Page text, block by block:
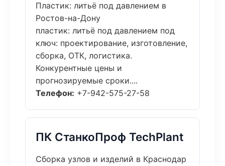
Пластик: литьё под давлением в
Ростов-на-Дону
пластик: литьё под давлением под
ключ: проектирование, изготовление,
сборка, ОТК, логистика.
Конкурентные цены и
прогнозируемые сроки....
Телефон: +7-942-575-27-58
ПК СтанкоПроф TechPlant
Сборка узлов и изделий в Краснодар